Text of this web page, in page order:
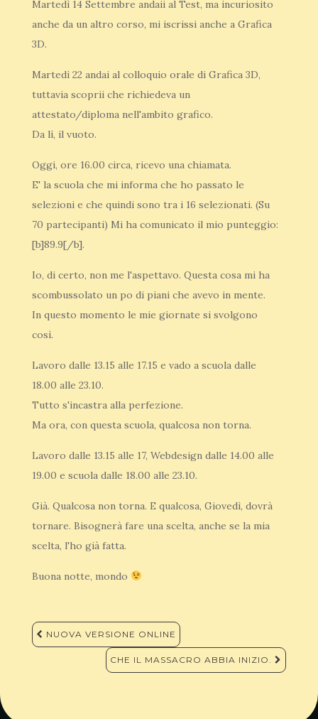
Martedì 14 Settembre andaii al Test, ma incuriosito
anche da un altro corso, mi iscrissi anche a Grafica
3D.
Martedì 22 andai al colloquio orale di Grafica 3D,
tuttavia scoprii che richiedeva un
attestato/diploma nell'ambito grafico.
Da lì, il vuoto.
Oggi, ore 16.00 circa, ricevo una chiamata.
E' la scuola che mi informa che ho passato le
selezioni e che quindi sono tra i 16 selezionati. (Su
70 partecipanti) Mi ha comunicato il mio punteggio:
[b]89.9[/b].
Io, di certo, non me l'aspettavo. Questa cosa mi ha
scombussolato un po di piani che avevo in mente.
In questo momento le mie giornate si svolgono
così.
Lavoro dalle 13.15 alle 17.15 e vado a scuola dalle
18.00 alle 23.10.
Tutto s'incastra alla perfezione.
Ma ora, con questa scuola, qualcosa non torna.
Lavoro dalle 13.15 alle 17, Webdesign dalle 14.00 alle
19.00 e scuola dalle 18.00 alle 23.10.
Già. Qualcosa non torna. E qualcosa, Giovedì, dovrà
tornare. Bisognerà fare una scelta, anche se la mia
scelta, l'ho già fatta.
Buona notte, mondo
Navigazione
articoli
NUOVA VERSIONE ONLINE
CHE IL MASSACRO ABBIA INIZIO.